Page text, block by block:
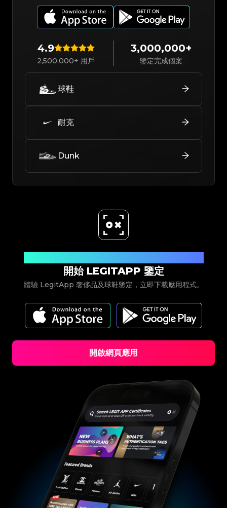
4.9
2,500,000+ 用戶
3,000,000+
鑒定完成個案
球鞋
耐克
Dunk
開始 LEGITAPP 鑒定
體驗 LegitApp 奢侈品及球鞋鑒定，立即下載應用程式。
開啟網頁應用